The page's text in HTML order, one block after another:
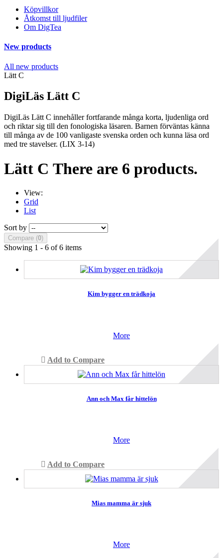
Köpvillkor
Åtkomst till ljudfiler
Om DigTea
New products
All new products
Lätt C
DigiLäs Lätt C
DigiLäs Lätt C innehåller fortfarande många korta, ljudenliga ord
och riktar sig till den fonologiska läsaren. Barnen förväntas känna
till många av de 100 vanligaste svenska orden och kunna läsa ord
med tre stavelser. (LIX 3-14)
Lätt C There are 6 products.
View:
Grid
List
Sort by
Compare (0)
Showing 1 - 6 of 6 items
Kim bygger en trädkoja
More
Add to Compare
Ann och Max får hittelön
More
Add to Compare
Mias mamma är sjuk
More